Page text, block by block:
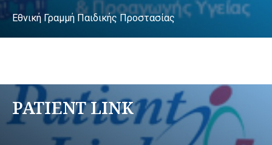
Εθνική Γραμμή Παιδικής Προστασίας
PATIENT LINK